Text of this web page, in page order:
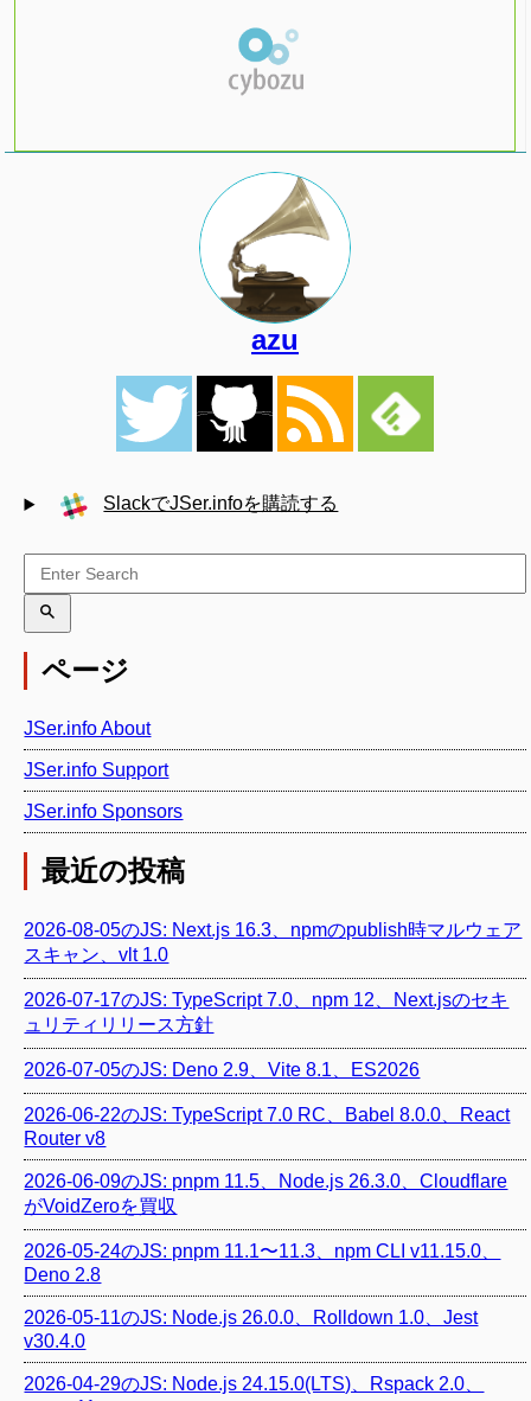
azu
SlackでJSer.infoを購読する
ページ
JSer.info About
JSer.info Support
JSer.info Sponsors
最近の投稿
2026-08-05のJS: Next.js 16.3、npmのpublish時マルウェア
スキャン、vlt 1.0
2026-07-17のJS: TypeScript 7.0、npm 12、Next.jsのセキ
ュリティリリース方針
2026-07-05のJS: Deno 2.9、Vite 8.1、ES2026
2026-06-22のJS: TypeScript 7.0 RC、Babel 8.0.0、React
Router v8
2026-06-09のJS: pnpm 11.5、Node.js 26.3.0、Cloudflare
がVoidZeroを買収
2026-05-24のJS: pnpm 11.1〜11.3、npm CLI v11.15.0、
Deno 2.8
2026-05-11のJS: Node.js 26.0.0、Rolldown 1.0、Jest
v30.4.0
2026-04-29のJS: Node.js 24.15.0(LTS)、Rspack 2.0、